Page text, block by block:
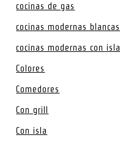
cocinas de gas
cocinas modernas blancas
cocinas modernas con isla
Colores
Comedores
Con grill
Con isla